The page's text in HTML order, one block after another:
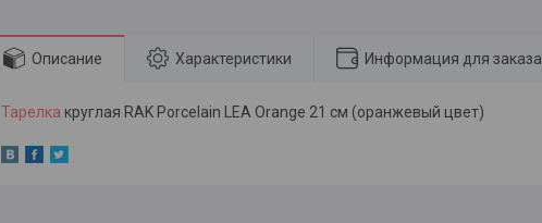
Описание Характеристики Информация для заказа
Тарелка круглая RAK Porcelain LEA Orange 21 см (оранжевый цвет)